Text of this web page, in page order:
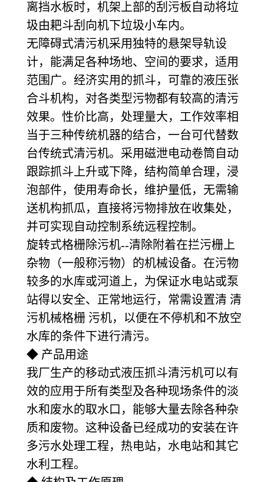
离挡水板时，机架上部的刮污板自动将垃
圾由耙斗刮向机下垃圾小车内。
无障碍式清污机采用独特的悬架导轨设
计，能满足各种场地、空间的要求，适用
范围广。经济实用的抓斗，可靠的液压张
合斗机构，对各类型污物都有较高的清污
效果。性价比高，处理量大，工作效率相
当于三种传统机器的结合，一台可代替数
台传统式清污机。采用磁泄电动卷筒自动
跟踪抓斗上升或下降，结构简单合理，浸
泡部件，使用寿命长，维护量低，无需输
送机构抓瓜，直接将污物排放在收集处，
并可实现自动控制系统远程控制。
旋转式格栅除污机--清除附着在拦污栅上
杂物（一般称污物）的机械设备。在污物
较多的水库或河道上，为保证水电站或泵
站得以安全、正常地运行，常需设置清 清
污机械格栅 污机，以便在不停机和不放空
水库的条件下进行清污。
◆ 产品用途
我厂生产的移动式液压抓斗清污机可以有
效的应用于所有类型及各种现场条件的淡
水和废水的取水口，能够大量去除各种杂
质和废物。这种设备已经成功的安装在许
多污水处理工程，热电站，水电站和其它
水利工程。